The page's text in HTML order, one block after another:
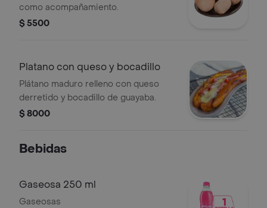
como acompañamiento.
$ 5500
Platano con queso y bocadillo
Plátano maduro relleno con queso
derretido y bocadillo de guayaba.
$ 8000
Bebidas
Gaseosa 250 ml
Gaseosas